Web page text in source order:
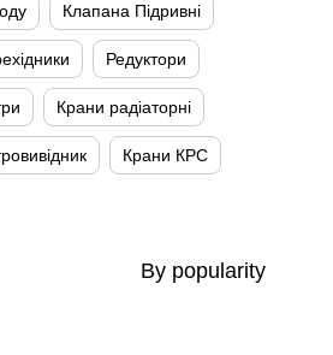
Клапана Підривні
Редуктори
Крани радіаторні
Крани КРС
By popularity